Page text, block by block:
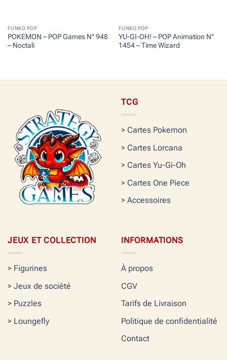
FUNKO POP
POKEMON – POP Games N° 948
– Noctali
FUNKO POP
YU-GI-OH! – POP Animation N°
1454 – Time Wizard
TCG
> Cartes Pokemon
> Cartes Lorcana
> Cartes Yu-Gi-Oh
> Cartes One Piece
> Accessoires
JEUX ET COLLECTION
> Figurines
> Jeux de société
> Puzzles
> Loungefly
INFORMATIONS
À propos
CGV
Tarifs de Livraison
Politique de confidentialité
Contact